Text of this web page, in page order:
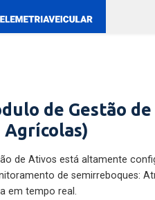
de Gestão
Agrícolas)
de Ativos está altamente
de semirreboques:
em tempo real.